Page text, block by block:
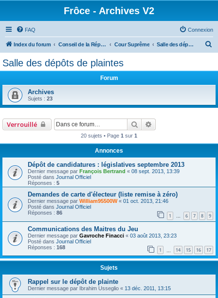
Frôce - Archives V2
FAQ Connexion
Index du forum Conseil de la République Cour Suprême Salle des dépôts de plaintes
Salle des dépôts de plaintes
Forum
Archives
Sujets : 23
Verrouillé Rechercher
20 sujets • Page 1 sur 1
Annonces
Dépôt de candidatures : législatives septembre 2013
Dernier message par François Bertrand « 08 sept. 2013, 13:39
Posté dans Journal Officiel
Réponses : 5
Demandes de carte d'électeur (liste remise à zéro)
Dernier message par William95500W« 01 oct. 2013, 21:46
Posté dans Journal Officiel
Réponses : 86 1 … 6 7 8 9
Communications des Maitres du Jeu
Dernier message par Gavroche Finacci « 03 août 2013, 23:23
Posté dans Journal Officiel
Réponses : 168 1 14 15 16 17
Sujets
Rappel sur le dépôt de plainte
Dernier message par Ibrahim Usseglio « 13 déc. 2011, 13:15